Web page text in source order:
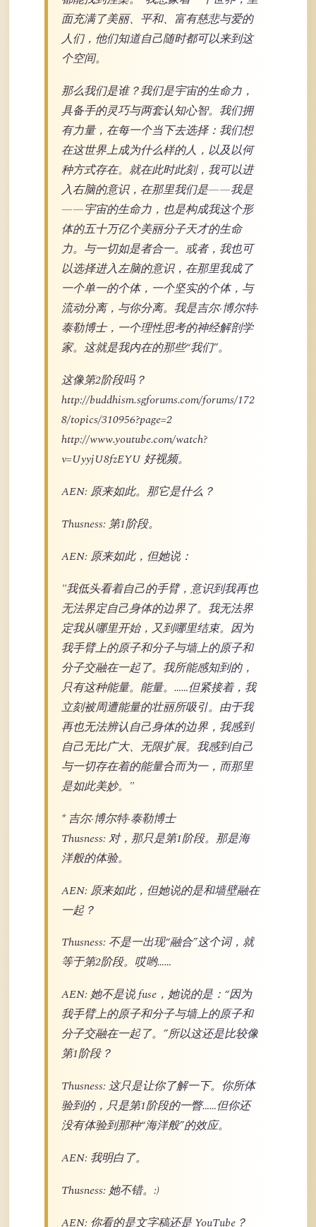
面充满了美丽、平和、富有慈悲与爱的
人们，他们知道自己随时都可以来到这
个空间。
那么我们是谁？我们是宇宙的生命力，
具备手的灵巧与两套认知心智。我们拥
有力量，在每一个当下去选择：我们想
在这世界上成为什么样的人，以及以何
种方式存在。就在此时此刻，我可以进
入右脑的意识，在那里我们是——我是
——宇宙的生命力，也是构成我这个形
体的五十万亿个美丽分子天才的生命
力。与一切如是者合一。或者，我也可
以选择进入左脑的意识，在那里我成了
一个单一的个体，一个坚实的个体，与
流动分离，与你分离。我是吉尔·博尔特·
泰勒博士，一个理性思考的神经解剖学
家。这就是我内在的那些“我们”。
这像第2阶段吗？
http://buddhism.sgforums.com/forums/172
8/topics/310956?page=2
http://www.youtube.com/watch?
v=UyyjU8fzEYU 好视频。
AEN: 原来如此。那它是什么？
Thusness: 第1阶段。
AEN: 原来如此，但她说：
"我低头看着自己的手臂，意识到我再也
无法界定自己身体的边界了。我无法界
定我从哪里开始，又到哪里结束。因为
我手臂上的原子和分子与墙上的原子和
分子交融在一起了。我所能感知到的，
只有这种能量。能量。……但紧接着，我
立刻被周遭能量的壮丽所吸引。由于我
再也无法辨认自己身体的边界，我感到
自己无比广大、无限扩展。我感到自己
与一切存在着的能量合而为一，而那里
是如此美妙。"
* 吉尔·博尔特·泰勒博士
Thusness: 对，那只是第1阶段。那是海
洋般的体验。
AEN: 原来如此，但她说的是和墙壁融在
一起？
Thusness: 不是一出现“融合”这个词，就
等于第2阶段。哎哟……
AEN: 她不是说 fuse，她说的是：“因为
我手臂上的原子和分子与墙上的原子和
分子交融在一起了。”所以这还是比较像
第1阶段？
Thusness: 这只是让你了解一下。你所体
验到的，只是第1阶段的一瞥……但你还
没有体验到那种“海洋般”的效应。
AEN: 我明白了。
Thusness: 她不错。:)
AEN: 你看的是文字稿还是 YouTube？